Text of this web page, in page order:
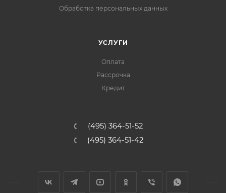
Обработка персональных данных
УСЛУГИ
Оплата
Рассрочка
Кредит
(495) 364-51-52
(495) 364-51-42